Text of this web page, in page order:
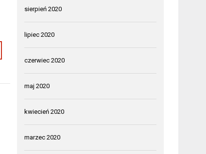
sierpień 2020
lipiec 2020
czerwiec 2020
maj 2020
kwiecień 2020
marzec 2020